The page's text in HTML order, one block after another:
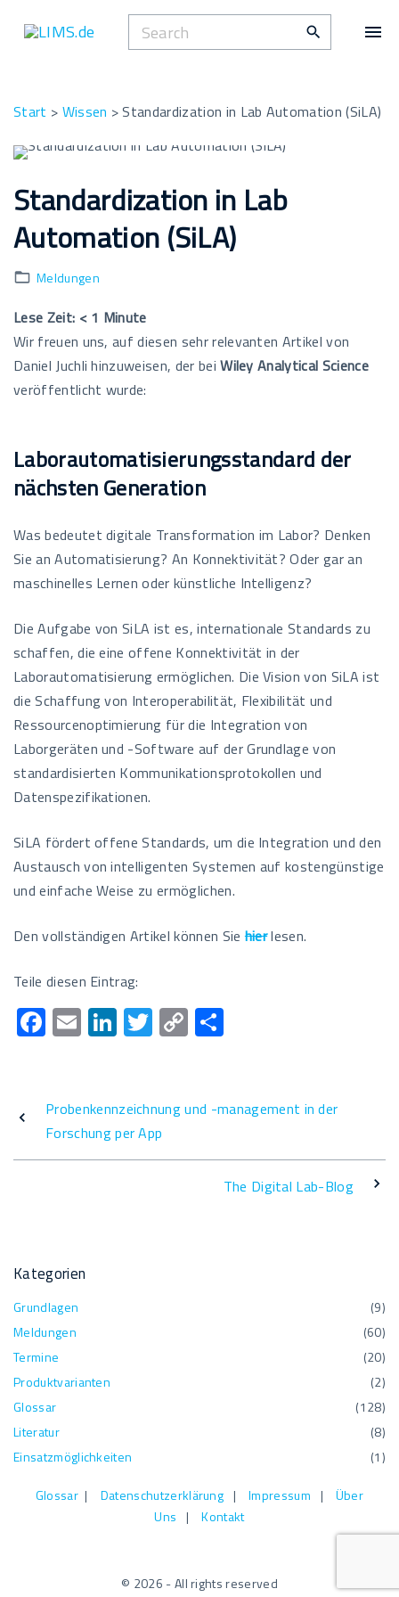
e
Start > Wissen >Standardization in Lab Automation (SiLA)
Standardization in Lab
Automation (SiLA)
Meldungen
Lese Zeit: < 1 Minute
Wir freuen uns, auf diesen sehr relevanten Artikel von
Daniel Juchli hinzuweisen, der beiWiley Analytical Science
veröffentlicht wurde:
Laborautomatisierungsstandard der
nächsten Generation
Was bedeutet digitale Transformation im Labor? Denken
Sie an Automatisierung? An Konnektivität? Oder gar an
maschinelles Lernen oder künstliche Intelligenz?
Die Aufgabe von SiLA ist es, internationale Standards zu
schaffen, die eine offene Konnektivität in der
Laborautomatisierung ermöglichen. Die Vision von SiLA ist
die Schaffung von Interoperabilität, Flexibilität und
Ressourcenoptimierung für die Integration von
Laborgeräten und -Software auf der Grundlage von
standardisierten Kommunikationsprotokollen und
Datenspezifikationen.
SiLA fördert offene Standards, um die Integration und den
Austausch von intelligenten Systemen auf kostengünstige
und einfache Weise zu ermöglichen.
Den vollständigen Artikel können Siehierlesen.
Teile diesen Eintrag:
F
ac
b
o
o
E
m
Li
n
e
dI
n
T
wi
er
C
o
y
n
n
Probenkennzeichnung und -management in der
Forschung per App
The Digital Lab-Blog
Kategorien
(9)
Grundlagen
(60)
Meldungen
(20)
Termine
(2)
Produktvarianten
(128)
Glossar
(8)
Literatur
(1)
Einsatzmöglichkeiten
Glossar | Datenschutzerklärung |Impressum | Über
Uns |Kontakt
© 2026 - All rights reserved